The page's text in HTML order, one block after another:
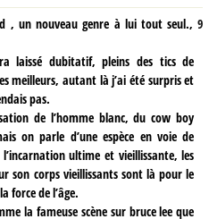
, un nouveau genre à lui tout seul.,9
laissé dubitatif, pleins des tics de
meilleurs, autant là j’ai été surpris et
pas.
de l’homme blanc, du cow boy
on parle d’une espèce en voie de
ultime et vieillissante, les
son corps vieillissants sont là pour le
force de l’âge.
la fameuse scène sur bruce lee que